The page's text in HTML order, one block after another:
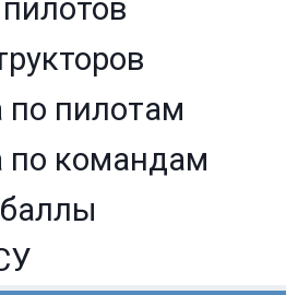
по пилотам
по командам